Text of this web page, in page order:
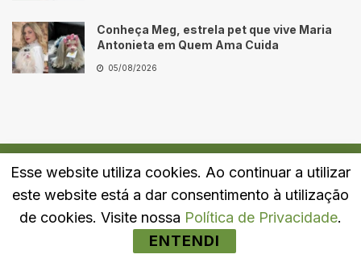
Conheça Meg, estrela pet que vive Maria
Antonieta em Quem Ama Cuida
05/08/2026
Quem Somos Fale Conosco Política de Privacidade
Esse website utiliza cookies. Ao continuar a utilizar
este website está a dar consentimento à utilização
de cookies. Visite nossa Política de Privacidade.
ENTENDI